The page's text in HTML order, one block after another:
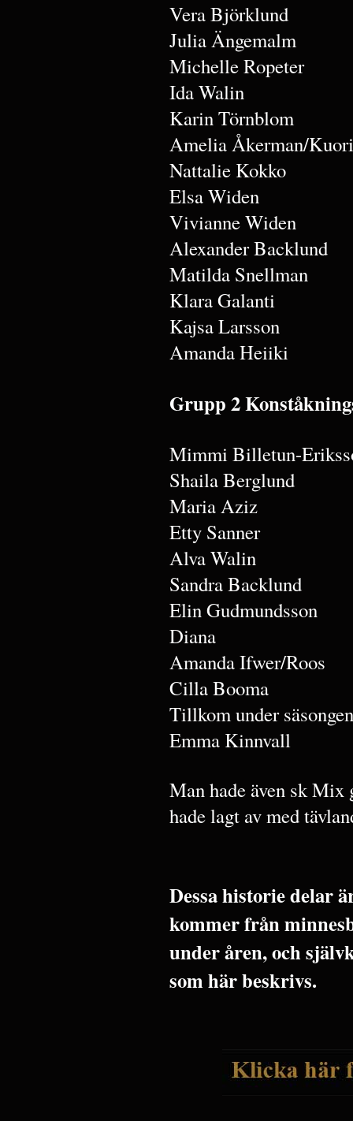
Vera Björklund
Julia Ängemalm
Michelle Ropeter
Ida Walin
Karin Törnblom
Amelia Åkerman/
Nattalie Kokko
Elsa Widen
Vivianne Widen
Alexander Backlund
Matilda Snellman
Klara Galanti
Kajsa Larsson
Amanda Heiiki
Grupp 2
Mimmi Billetun-
Shaila Berglund
Maria Aziz
Etty Sanner
Alva Walin
Sandra Backlund
Elin Gudmundsson
Diana
Amanda Ifwer/Roos
Cilla Booma
Tillkom under säsongen
Emma Kinnvall
Man hade även sk Mix
hade lagt av med
Dessa historie delar
kommer från
under åren, och
som här beskrivs.